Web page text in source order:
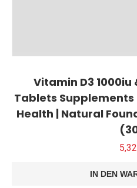
Vitamin D3 1000iu
Tablets Supplements
Health | Natural
5,32
IN DEN